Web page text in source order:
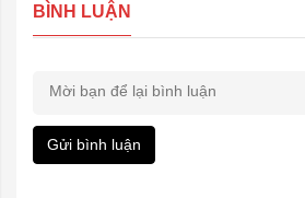
BÌNH LUẬN
Gửi bình luận